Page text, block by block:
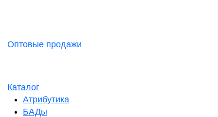
Оптовые продажи
Каталог
Атрибутика
БАДы